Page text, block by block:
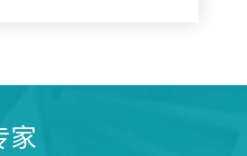
家